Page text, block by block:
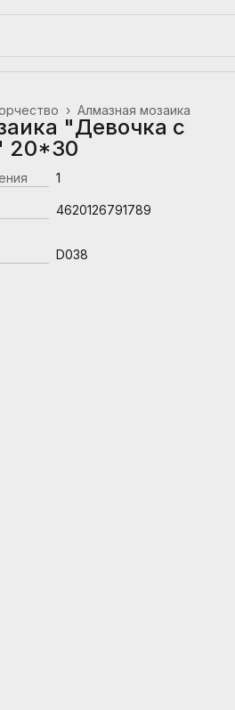
Алмазная мозаика
›
"Девочка с
20*30
1
4620126791789
D038